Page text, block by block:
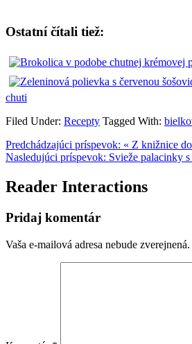
Ostatní čítali tiež:
chuti
Filed Under: Recepty Tagged With:
Predchádzajúci príspevok: « Z knižnice
Nasledujúci príspevok: Svieže palacinky
Reader Interactions
Pridaj komentár
Vaša e-mailová adresa nebude zverejnená.